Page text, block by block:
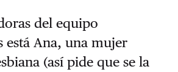
del equipo
está Ana, una mujer
(así pide que se la